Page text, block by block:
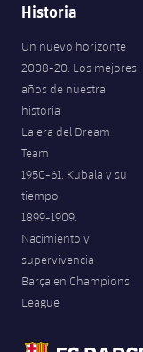
Historia
Un nuevo horizonte
2008-20. Los mejores
años de nuestra
historia
La era del Dream
Team
1950-61. Kubala y su
tiempo
1899-1909.
Nacimiento y
supervivencia
Barça en Champions
League